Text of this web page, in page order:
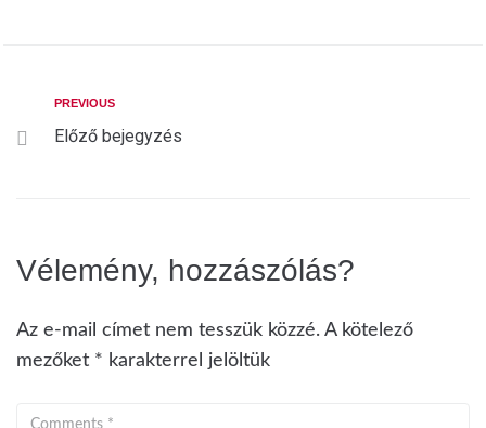
PREVIOUS
Előző bejegyzés
Vélemény, hozzászólás?
Az e-mail címet nem tesszük közzé. A kötelező
mezőket * karakterrel jelöltük